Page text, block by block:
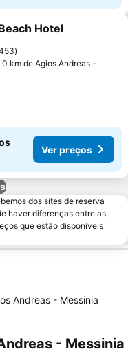
aos favoritos
Hotel
km de Agios Andreas -
Ver preços
dos sites de reserva
haver diferenças entre as
que estão disponíveis
Andreas - Messinia
- Messinia